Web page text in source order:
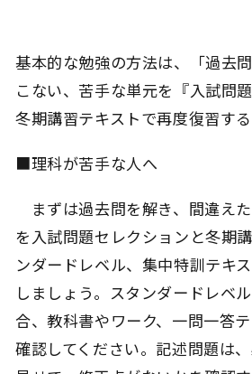
基本的な勉強の方法は、「過去
こない、苦手な単元を『入試問
冬期講習テキストで再度復習する
■理科が苦手な人へ
まずは過去問を解き、間違え
を入試問題セレクションと冬期
ンダードレベル、集中特訓テキ
しましょう。スタンダードレベ
合、教科書やワーク、一問一答
確認してください。記述問題は